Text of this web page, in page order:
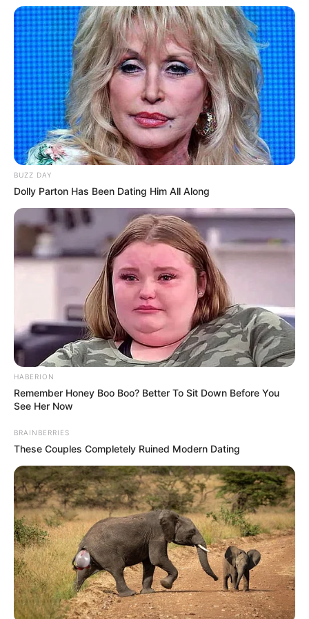
dadurch der Preis ändert.
BUZZ DAY
Dolly Parton Has Been Dating Him All Along
HABERION
Remember Honey Boo Boo? Better To Sit Down Before You
See Her Now
BRAINBERRIES
These Couples Completely Ruined Modern Dating